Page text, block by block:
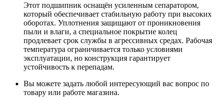
Этот подшипник оснащён усиленным сепаратором,
который обеспечивает стабильную работу при высоких
оборотах. Уплотнения защищают от проникновения
пыли и влаги, а специальное покрытие колец
продлевает срок службы в агрессивных средах. Рабочая
температура ограничивается только условиями
эксплуатации, но конструкция гарантирует
устойчивость к перепадам.
Вы можете задать любой интересующий вас вопрос по
товару или работе магазина.